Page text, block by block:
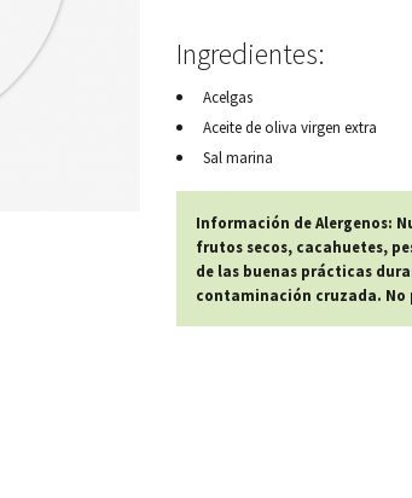
Ingredientes:
Acelgas
Aceite de oliva virgen extra
Sal marina
Información de Alergenos:
frutos secos, cacahuetes,
de las buenas prácticas
contaminación cruzada.